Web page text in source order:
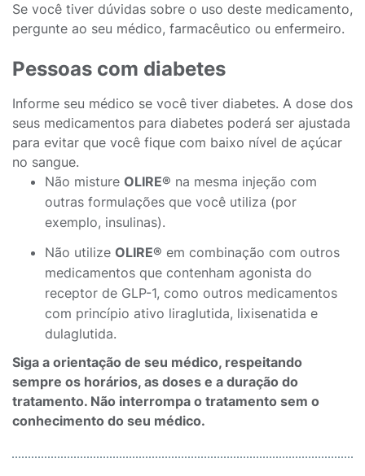
Se você tiver dúvidas sobre o uso deste medicamento,
pergunte ao seu médico, farmacêutico ou enfermeiro.
Pessoas com diabetes
Informe seu médico se você tiver diabetes. A dose dos
seus medicamentos para diabetes poderá ser ajustada
para evitar que você fique com baixo nível de açúcar
no sangue.
Não misture OLIRE® na mesma injeção com
outras formulações que você utiliza (por
exemplo, insulinas).
Não utilize OLIRE® em combinação com outros
medicamentos que contenham agonista do
receptor de GLP-1, como outros medicamentos
com princípio ativo liraglutida, lixisenatida e
dulaglutida.
Siga a orientação de seu médico, respeitando
sempre os horários, as doses e a duração do
tratamento. Não interrompa o tratamento sem o
conhecimento do seu médico.